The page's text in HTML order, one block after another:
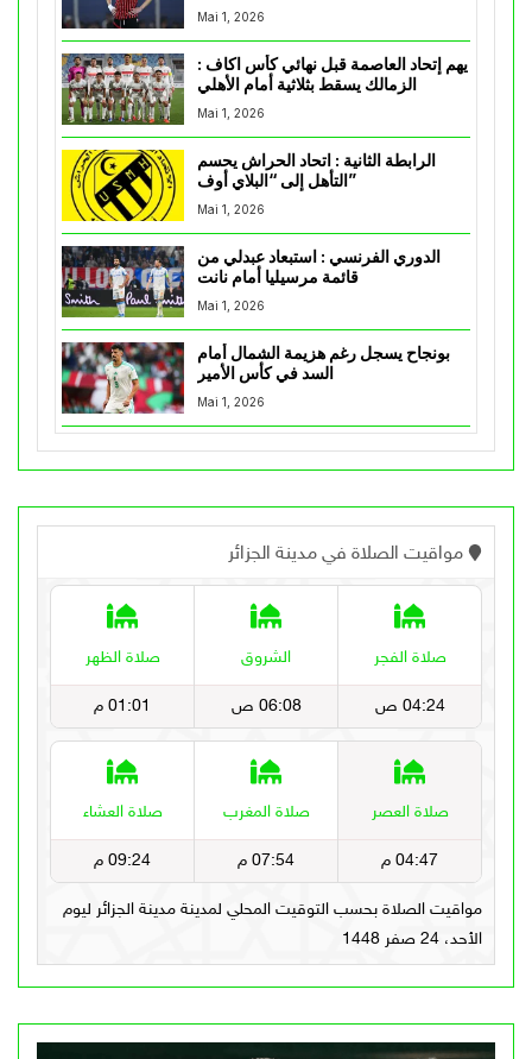
Mai 1, 2026
يهم إتحاد العاصمة قبل نهائي كأس اكاف :
Mai 1, 2026
الرابطة الثانية : اتحاد الحراش يحسم
التأهل إلى “البلاي أوف”
Mai 1, 2026
الدوري الفرنسي : استبعاد عبدلي من
قائمة مرسيليا أمام نانت
Mai 1, 2026
بونجاح يسجل رغم هزيمة الشمال أمام
السد في كأس الأمير
Mai 1, 2026